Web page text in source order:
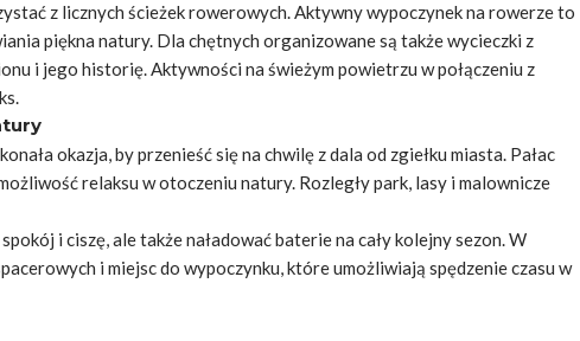
z licznych ścieżek rowerowych. Aktywny wypoczynek na rowerze to
piękna natury. Dla chętnych organizowane są także wycieczki z
i jego historię. Aktywności na świeżym powietrzu w połączeniu z
okazja, by przenieść się na chwilę z dala od zgiełku miasta. Pałac
relaksu w otoczeniu natury. Rozległy park, lasy i malownicze
i ciszę, ale także naładować baterie na cały kolejny sezon. W
i miejsc do wypoczynku, które umożliwiają spędzenie czasu w